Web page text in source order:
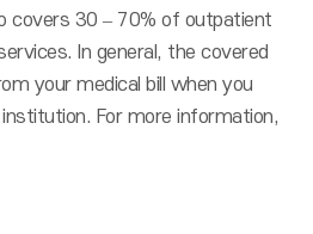
covers 30 – 70% of outpatient
In general, the covered
your medical bill when you
For more information,